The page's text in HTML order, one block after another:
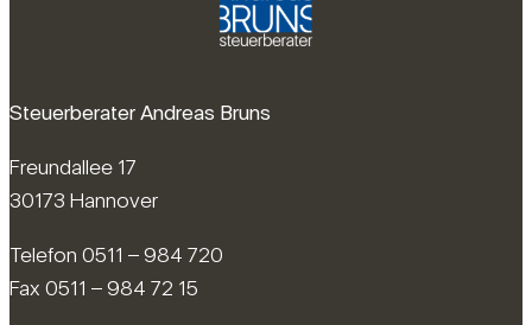
Steuerberater Andreas Bruns
Freundallee 17
30173 Hannover
Telefon 0511 – 984 720
Fax 0511 – 984 72 15